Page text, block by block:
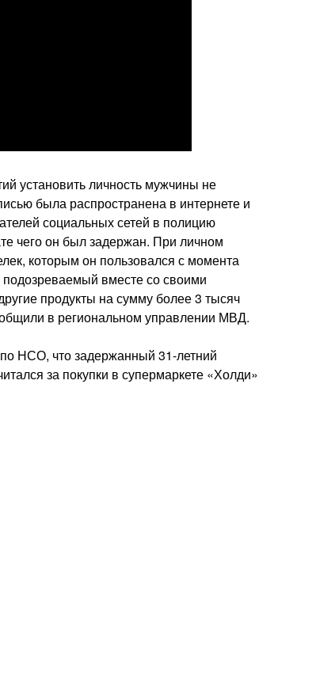
установить личность мужчины не
была распространена в интернете и
социальных сетей в полицию
чего он был задержан. При личном
которым он пользовался с момента
вместе со своими
продукты на сумму более 3 тысяч
в региональном управлении МВД.
НСО, что задержанный 31-летний
за покупки в супермаркете «Холди»